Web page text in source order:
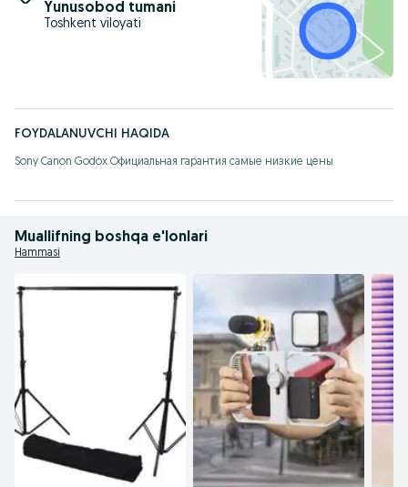
Yunusobod tumani
Toshkent viloyati
FOYDALANUVCHI HAQIDA
Sony Canon Godox Официальная гарантия самые низкие цены
Muallifning boshqa e'lonlari
Hammasi